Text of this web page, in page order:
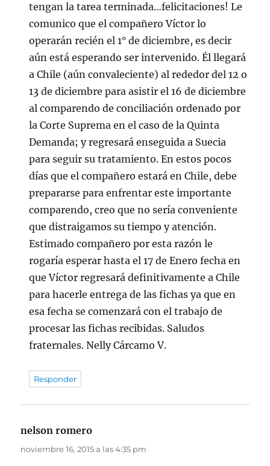
tengan la tarea terminada…felicitaciones! Le
comunico que el compañero Víctor lo
operarán recién el 1° de diciembre, es decir
aún está esperando ser intervenido. Él llegará
a Chile (aún convaleciente) al rededor del 12 o
13 de diciembre para asistir el 16 de diciembre
al comparendo de conciliación ordenado por
la Corte Suprema en el caso de la Quinta
Demanda; y regresará enseguida a Suecia
para seguir su tratamiento. En estos pocos
días que el compañero estará en Chile, debe
prepararse para enfrentar este importante
comparendo, creo que no sería conveniente
que distraigamos su tiempo y atención.
Estimado compañero por esta razón le
rogaría esperar hasta el 17 de Enero fecha en
que Víctor regresará definitivamente a Chile
para hacerle entrega de las fichas ya que en
esa fecha se comenzará con el trabajo de
procesar las fichas recibidas. Saludos
fraternales. Nelly Cárcamo V.
Responder
nelson romero
noviembre 16, 2015 a las 4:35 pm